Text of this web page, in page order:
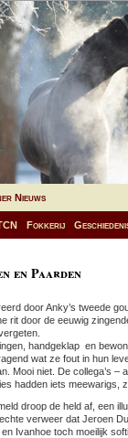
Nieuws
Fokkerij
en Paarden
door Anky’s tweede
rit door de eeuwig
handgeklap en
wat ze fout in hun
Mooi niet. De collega’s –
hadden iets meewarigs,
droop de held af, een
verweer dat Jeroen
en Ivanhoe toch moeilijk